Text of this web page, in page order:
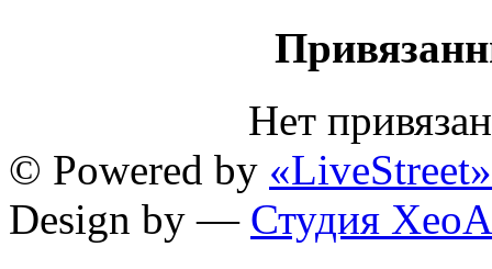
Нет
© Powered by «LiveStreet»
Design by — Студия